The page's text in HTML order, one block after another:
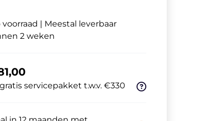
voorraad | Meestal leverbaar
2 weken
servicepakket t.w.v. €330